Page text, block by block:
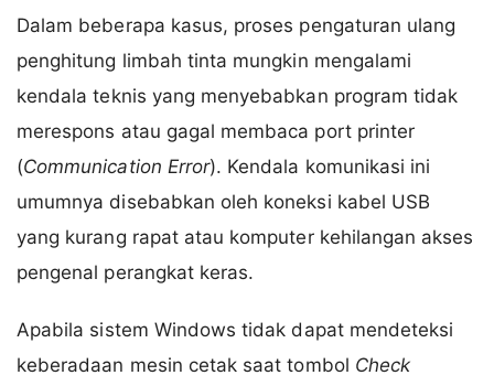
Dalam beberapa kasus, proses pengaturan ulang
penghitung limbah tinta mungkin mengalami
kendala teknis yang menyebabkan program tidak
merespons atau gagal membaca port printer
(Communication Error). Kendala komunikasi ini
umumnya disebabkan oleh koneksi kabel USB
yang kurang rapat atau komputer kehilangan akses
pengenal perangkat keras.
Apabila sistem Windows tidak dapat mendeteksi
keberadaan mesin cetak saat tombol Check